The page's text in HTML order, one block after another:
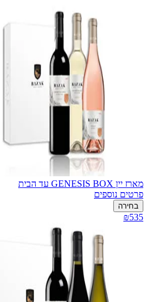
מארז יין GENESIS BOX עד הבית
פרטים נוספים
בחירה
₪535